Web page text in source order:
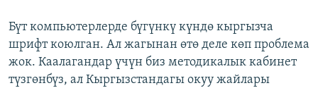
Бүт компьютерлерде бүгүнкү күндө кыргызча
шрифт коюлган. Ал жагынан өтө деле көп проблема
жок. Каалагандар үчүн биз методикалык кабинет
түзгөнбүз, ал Кыргызстандагы окуу жайлары